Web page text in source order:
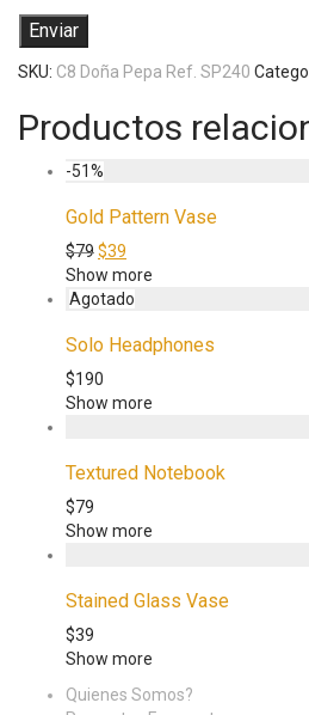
SKU: C8 Doña Pepa Ref. SP240
Productos
-51%
Gold Pattern Vase
$79$39
Show more
Solo Headphones
$190
Show more
Textured Notebook
$79
Show more
Stained Glass Vase
$39
Show more
Quienes Somos?